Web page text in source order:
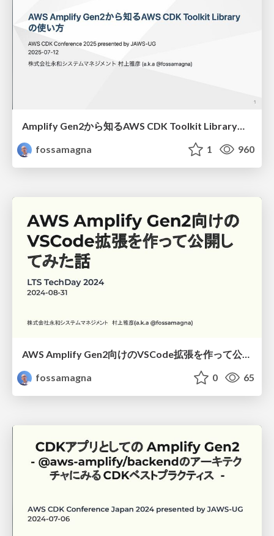
Amplify Gen2から知るAWS CDK Toolkit Libraryの使い方/How to use the AWS CDK Toolkit Library as known from Amplify Gen2
fossamagna
1 960
AWS Amplify Gen2向けのVSCode拡張を作って公開してみた話/lts-techday-2024
fossamagna
0 65